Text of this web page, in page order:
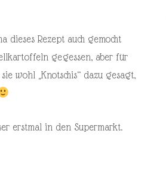
dieses Rezept auch gemocht
gegessen, aber für
wohl „Knotschis“ dazu gesagt,
erstmal in den Supermarkt.